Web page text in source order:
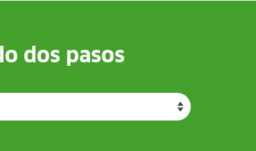
dos pasos